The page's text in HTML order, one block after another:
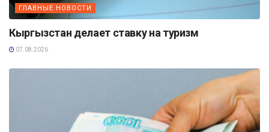
ГЛАВНЫЕ НОВОСТИ
Кыргызстан делает ставку на туризм
07.08.2026